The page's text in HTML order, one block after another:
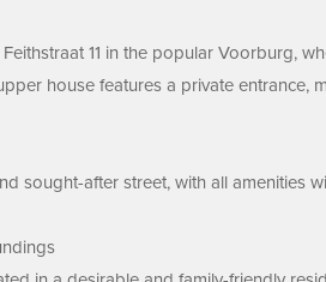
11 in the popular Voorburg,
house features a private
sought-after street, with all amenities